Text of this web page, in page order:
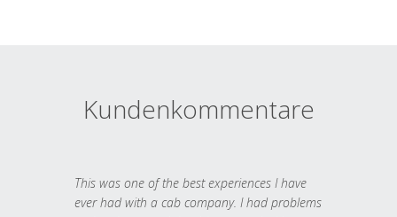
Kundenkommentare
This was one of the best experiences I have
ever had with a cab company. I had problems